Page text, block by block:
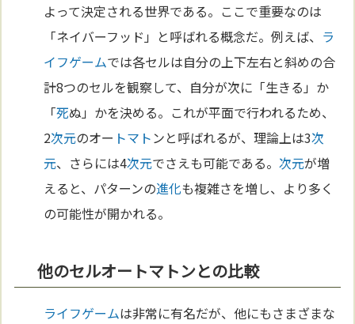
よって決定される世界である。ここで重要なのは
「ネイバーフッド」と呼ばれる概念だ。例えば、 ラ
イフゲームでは各セルは自分の上下左右と斜めの合
計8つのセルを観察して、自分が次に「生きる」か
「死ぬ」かを決める。これが平面で行われるため、
2次元のオー トマト ンと呼ばれるが、理論上は3次
元、さらには4次元でさえも可能である。次元が増
えると、パターンの進化も複雑さを増し、より多く
の可能性が開かれる。
他のセルオートマトンとの比較
ライフゲームは非常に有名だが、他にもさまざまな